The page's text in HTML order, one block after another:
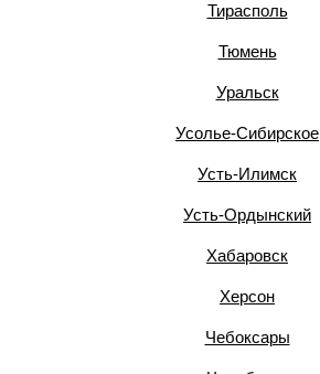
Тирасполь
Тюмень
Уральск
Усолье-Сибирское
Усть-Илимск
Усть-Ордынский
Хабаровск
Херсон
Чебоксары